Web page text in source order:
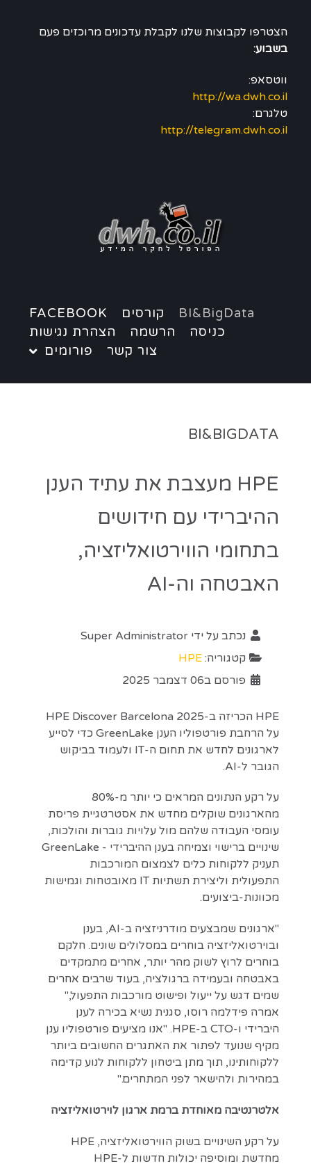
הצטרפו לקבוצות שלנו לקבלת עדכונים מרוכזים פעם
בשבוע:
ווטסאפ:
http://wa.dwh.co.il
טלגרם:
http://telegram.dwh.co.il
BI&BigData קורסים
FACEBOOK
כניסה
הרשמה
הצהרת נגישות
צור קשר
פורומים
BI&BIGDATA
HPE מעצבת את עתיד הענן
ההיברידי עם חידושים
בתחומי הווירטואליזציה,
האבטחה וה-AI
נכתב על ידי Super Administrator
קטגוריה: HPE
פורסם ב06 דצמבר 2025
HPE הכריזה ב-HPE Discover Barcelona 2025
על הרחבת פורטפוליו הענן GreenLake כדי לסייע
לארגונים לחדש את תחום ה-IT ולעמוד בביקוש
הגובר ל-AI.
על רקע הנתונים המראים כי יותר מ-80%
מהארגונים שוקלים מחדש את אסטרטגיית פריסת
עומסי העבודה שלהם מול עלויות גוברות והולכות,
שינויים ברישוי וצמיחה בענן ההיברידי - GreenLake
תעניק ללקוחות כלים לצמצום המורכבות
התפעולית וליצירת תשתיות IT מאובטחות וגמישות
מכוונות-ביצועים.
"ארגונים שמבצעים מודרניזציה ב-AI, בענן
ובוירטואליזציה בוחרים במסלולים שונים. חלקם
בוחרים לרוץ לשוק מהר יותר, אחרים מתמקדים
באבטחה ובעמידה ברגולציה, בעוד שרבים אחרים
שמים דגש על ייעול ופישוט מורכבות התפעול,"
אמרה פידלמה רוסו, סגנית נשיא בכירה לענן
היברידי ו-CTO ב-HPE. "אנו מציעים פורטפוליו ענן
מקיף שנועד לפתור את האתגרים החשובים ביותר
ללקוחותינו, תוך מתן ביטחון ללקוחות לנוע קדימה
במהירות ולהישאר לפני המתחרים."
אלטרנטיבה מאוחדת ברמת ארגון לוירטואליזציה
על רקע השינויים בשוק הווירטואליזציה, HPE
מחדשת ומוסיפה יכולות חדשות ל-HPE